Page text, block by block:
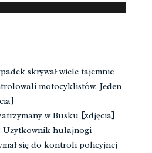
skrywał wiele tajemnic
motocyklistów. Jeden
w Busku [zdjęcia]
Użytkownik hulajnogi
się do kontroli policyjnej